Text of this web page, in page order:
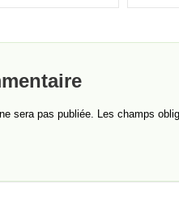
sera pas publiée.
Les champs